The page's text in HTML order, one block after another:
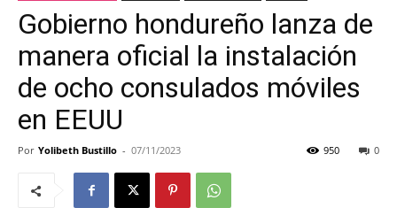
Gobierno hondureño lanza de
manera oficial la instalación
de ocho consulados móviles
en EEUU
Por Yolibeth Bustillo - 07/11/2023 0
950